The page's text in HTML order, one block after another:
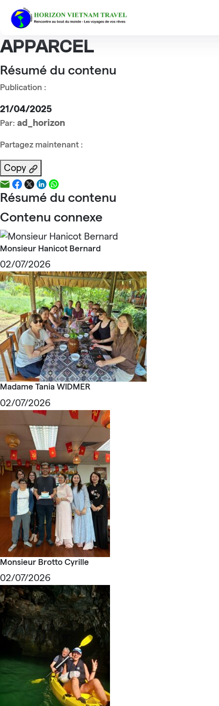
Accueil
Groupe Mr JEAN
APPARCEL
Résumé du contenu
Publication :
21/04/2025
Par: ad_horizon
Partagez maintenant :
Copy
Résumé du contenu
Contenu connexe
Monsieur Hanicot Bernard
02/07/2026
Madame Tania WIDMER
02/07/2026
Monsieur Brotto Cyrille
02/07/2026